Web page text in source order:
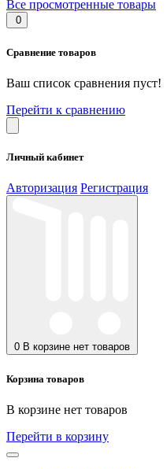
Все просмотренные товары
0
Сравнение товаров
Ваш список сравнения пуст!
Перейти к сравнению
Личный кабинет
Авторизация Регистрация
0 В корзине нет товаров
Корзина товаров
В корзине нет товаров
Перейти в корзину